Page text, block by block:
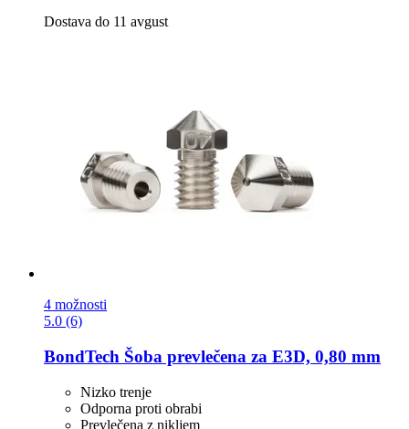
Dostava do 11 avgust
4 možnosti
5.0 (6)
BondTech Šoba prevlečena za E3D, 0,80 mm
Nizko trenje
Odporna proti obrabi
Prevlečena z nikljem